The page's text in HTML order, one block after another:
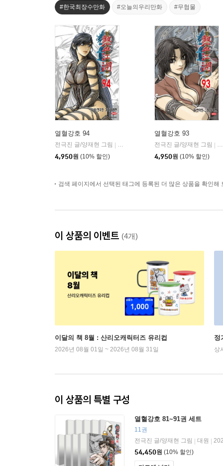
#한국최장수만화 #오늘의우리만화 #무협물
열혈강호 94
전극진 글/양재현 그림
대원
4,950원 (10% 할인)
열혈강호 93
전극진 글/양재현 그림
4,950원 (10% 할인)
검색 페이지에서 선택된 태그에 등록된 더 많은 상품을 확인해
이 상품의 이벤트 (4개)
이달의 책 8월 : 산리오캐릭터즈 유리컵
2026년 08월 01일 ~ 2026년 08월 31일
정
상
이 상품의 특별 구성
열혈강호 81~91권 세트
11권
전극진 글/양재현 그림
대원
54,450원 (10% 할인)